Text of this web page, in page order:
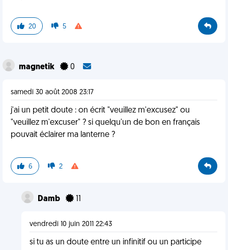
20 5
magnetik 0
samedi 30 août 2008 23:17
j'ai un petit doute : on écrit "veuillez m'excusez" ou
"veuillez m'excuser" ? si quelqu'un de bon en français
pouvait éclairer ma lanterne ?
6 2
Damb 11
vendredi 10 juin 2011 22:43
si tu as un doute entre un infinitif ou un participe